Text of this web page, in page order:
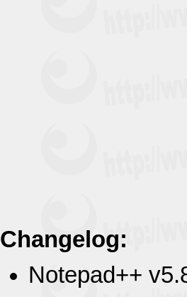
Changelog:
Notepad++